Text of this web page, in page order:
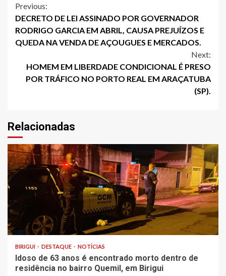
Continue
Reading
Previous:
DECRETO DE LEI ASSINADO POR GOVERNADOR
RODRIGO GARCIA EM ABRIL, CAUSA PREJUÍZOS E
QUEDA NA VENDA DE AÇOUGUES E MERCADOS.
Next:
HOMEM EM LIBERDADE CONDICIONAL É PRESO
POR TRÁFICO NO PORTO REAL EM ARAÇATUBA
(SP).
Relacionadas
BIRIGUI DESTAQUE NOTÍCIAS
Idoso de 63 anos é encontrado morto dentro de
residência no bairro Quemil, em Birigui